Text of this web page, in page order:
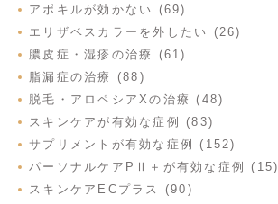
アポキルが効かない (69)
エリザベスカラーを外したい (26)
膿皮症・湿疹の治療 (61)
脂漏症の治療 (88)
脱毛・アロペシアXの治療 (48)
スキンケアが有効な症例 (83)
サプリメントが有効な症例 (152)
パーソナルケアPⅡ＋が有効な症例 (15)
スキンケアECプラス (90)